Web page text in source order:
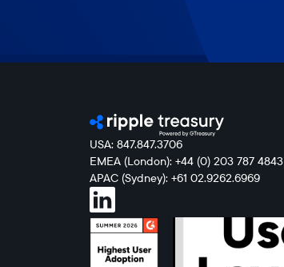
USA: 847.847.3706
EMEA (London): +44 (0) 203 787 4843
APAC (Sydney): +61 02.9262.6969